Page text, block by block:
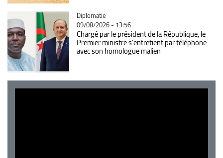
Catégorie
Diplomatie
09/08/2026 - 13:56
Chargé par le président de la République, le
Premier ministre s'entretient par téléphone
avec son homologue malien